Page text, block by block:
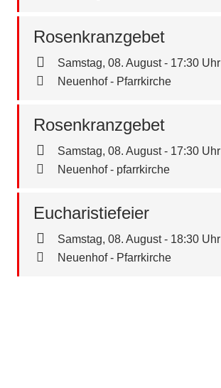
Samstag, 08. August - 17:30 Uhr
Neuenhof - Pfarrkirche
Rosenkranzgebet
Samstag, 08. August - 17:30 Uhr
Neuenhof - pfarrkirche
Rosenkranzgebet
Samstag, 08. August - 18:30 Uhr
Neuenhof - Pfarrkirche
Eucharistiefeier